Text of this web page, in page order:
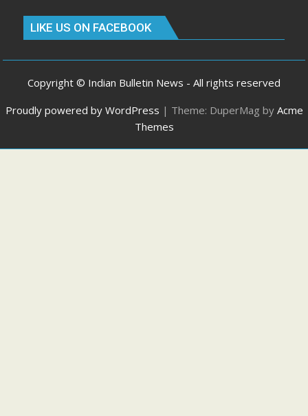
LIKE US ON FACEBOOK
Copyright © Indian Bulletin News - All rights reserved
Proudly powered by WordPress | Theme: DuperMag by Acme
Themes